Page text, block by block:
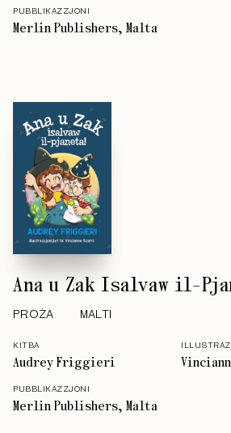
PUBBLIKAZZJONI
Merlin Publishers, Malta
Ana u Zak Isalvaw il-
PROŻA MALTI
KITBA
Audrey Friggieri
PUBBLIKAZZJONI
Merlin Publishers, Malta